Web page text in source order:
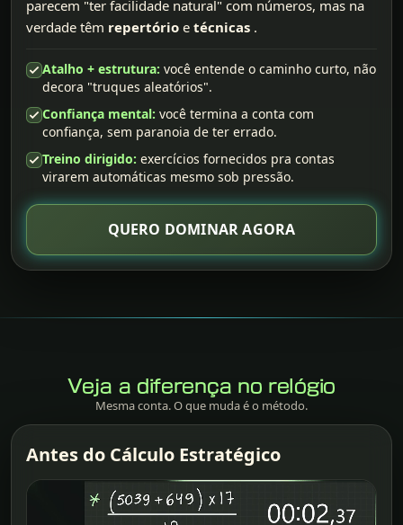
parecem "ter facilidade natural" com números, mas na
verdade têm repertório e técnicas .
Atalho + estrutura: você entende o caminho curto, não
decora "truques aleatórios".
Confiança mental: você termina a conta com
confiança, sem paranoia de ter errado.
Treino dirigido: exercícios fornecidos pra contas
virarem automáticas mesmo sob pressão.
QUERO DOMINAR AGORA
Veja a diferença no relógio
Mesma conta. O que muda é o método.
Antes do Cálculo Estratégico